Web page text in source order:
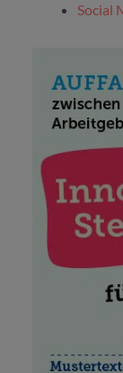
Social